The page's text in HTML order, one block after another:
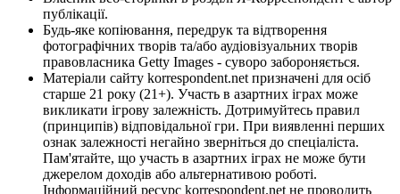
публікації.
Будь-яке копіювання, передрук та відтворення
фотографічних творів та/або аудіовізуальних творів
правовласника Getty Images - суворо забороняється.
Матеріали сайту korrespondent.net призначені для осіб
старше 21 року (21+). Участь в азартних іграх може
викликати ігрову залежність. Дотримуйтесь правил
(принципів) відповідальної гри. При виявленні перших
ознак залежності негайно зверніться до спеціаліста.
Пам'ятайте, що участь в азартних іграх не може бути
джерелом доходів або альтернативою роботі.
Інформаційний ресурс korrespondent.net не проводить